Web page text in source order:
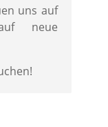
uns auf
neue